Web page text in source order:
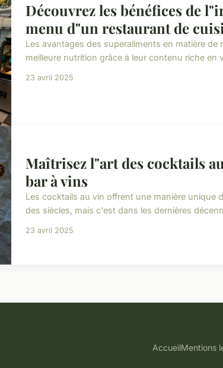
Découvrez les bénéfices de
menu d"un restaurant de
Les avantages des superaliments en matière
meilleure nutrition grâce à leur contenu riche en
23 avril 2025
Maîtrisez l"art des cocktails
bar à vins
Les cocktails au vin offrent une manière unique
des siècles, mais c'est dans les dernières
23 avril 2025
AccueilMentions